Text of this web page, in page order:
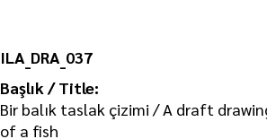
ILA_DRA_037
Başlık / Title:
Bir balık taslak çizimi / A draft
of a fish